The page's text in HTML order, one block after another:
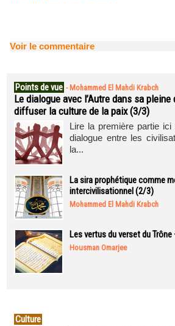
Voir le commentaire
Points de vue - Mohammed El Mahdi Krabch
Le dialogue avec l’Autre dans sa
diffuser la culture de la paix (3/3)
Lire la première partie
dialogue entre les
la...
La sira prophétique comme
intercivilisationnel (2/3)
Mohammed El Mahdi Krabch
Les vertus du verset du
Housman Omarjee
Culture